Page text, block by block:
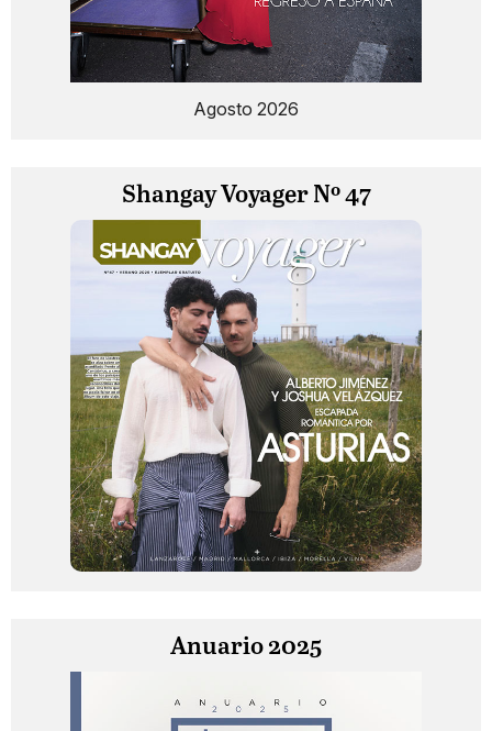
Agosto 2026
Shangay Voyager Nº 47
Anuario 2025